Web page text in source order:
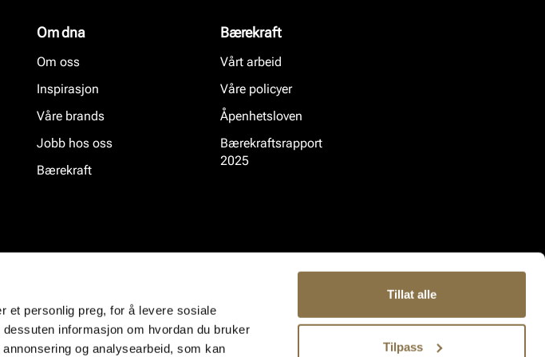
et personlig preg, for å levere sosiale
informasjon om hvordan du bruker
og analysearbeid, som kan
Tillat alle
Tilpass
Om dna
Om oss
Inspirasjon
Våre brands
Jobb hos oss
Bærekraft
Bærekraft
Vårt arbeid
Våre policyer
Åpenhetsloven
Bærekraftsrapport
2025